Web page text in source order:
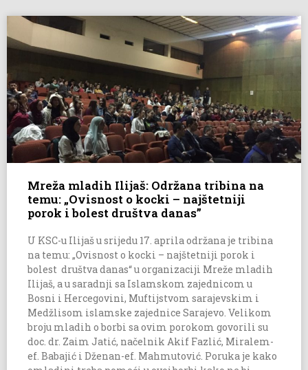
Mreža mladih Ilijaš: Održana tribina na
temu: „Ovisnost o kocki – najštetniji
porok i bolest društva danas”
U KSC-u Ilijaš u srijedu 17. aprila održana je tribina
na temu: „Ovisnost o kocki – najštetniji porok i
bolest društva danas“ u organizaciji Mreže mladih
Ilijaš, a u saradnji sa Islamskom zajednicom u
Bosni i Hercegovini, Muftijstvom sarajevskim i
Medžlisom islamske zajednice Sarajevo. Velikom
broju mladih o borbi sa ovim porokom govorili su
doc. dr. Zaim Jatić, načelnik Akif Fazlić, Miralem-
ef. Babajić i Dženan-ef. Mahmutović. Poruka je kako